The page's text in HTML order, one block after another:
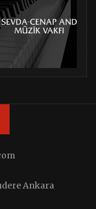
Ankara